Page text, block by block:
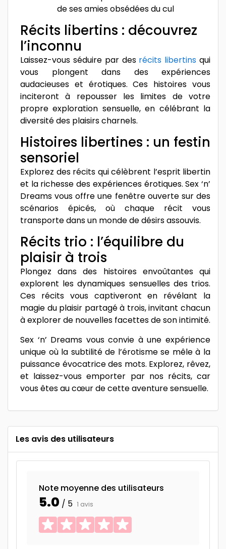
de ses amies obsédées du cul
Récits libertins : découvrez
l’inconnu
Laissez-vous séduire par des récits libertins qui
vous plongent dans des expériences
audacieuses et érotiques. Ces histoires vous
inciteront à repousser les limites de votre
propre exploration sensuelle, en célébrant la
diversité des plaisirs charnels.
Histoires libertines : un festin
sensoriel
Explorez des récits qui célèbrent l’esprit libertin
et la richesse des expériences érotiques. Sex ‘n’
Dreams vous offre une fenêtre ouverte sur des
scénarios épicés, où chaque récit vous
transporte dans un monde de désirs assouvis.
Récits trio : l’équilibre du
plaisir à trois
Plongez dans des histoires envoûtantes qui
explorent les dynamiques sensuelles des trios.
Ces récits vous captiveront en révélant la
magie du plaisir partagé à trois, invitant chacun
à explorer de nouvelles facettes de son intimité.
Sex ‘n’ Dreams vous convie à une expérience
unique où la subtilité de l’érotisme se mêle à la
puissance évocatrice des mots. Explorez, rêvez,
et laissez-vous emporter par nos récits, car
vous êtes au cœur de cette aventure sensuelle.
Les avis des utilisateurs
Note moyenne des utilisateurs
5.0 / 5 1 avis